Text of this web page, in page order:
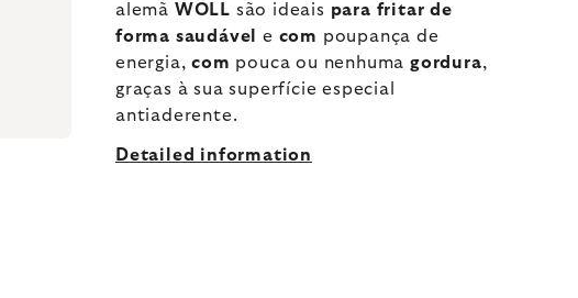
alemã WOLL são ideais para fritar de
forma saudável
e com poupança de
energia,com pouca ou nenhumagordura,
graças à sua superfície especial
antiaderente.
Detailed information